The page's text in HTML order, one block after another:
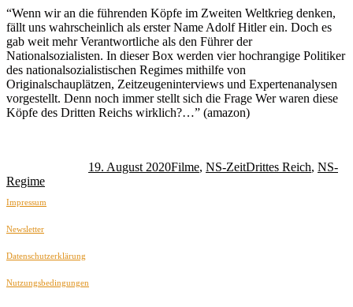
“Wenn wir an die führenden Köpfe im Zweiten Weltkrieg denken,
fällt uns wahrscheinlich als erster Name Adolf Hitler ein. Doch es
gab weit mehr Verantwortliche als den Führer der
Nationalsozialisten. In dieser Box werden vier hochrangige Politiker
des nationalsozialistischen Regimes mithilfe von
Originalschauplätzen, Zeitzeugeninterviews und Expertenanalysen
vorgestellt. Denn noch immer stellt sich die Frage Wer waren diese
Köpfe des Dritten Reichs wirklich?…” (amazon)
19. August 2020Filme, NS-ZeitDrittes Reich, NS-
Regime
Impressum
Newsletter
Datenschutzerklärung
Nutzungsbedingungen